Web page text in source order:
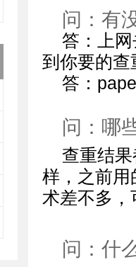
问：有
答：上
到你要的
答：
问：哪
查重结
样，之前用
术差不多
问：什